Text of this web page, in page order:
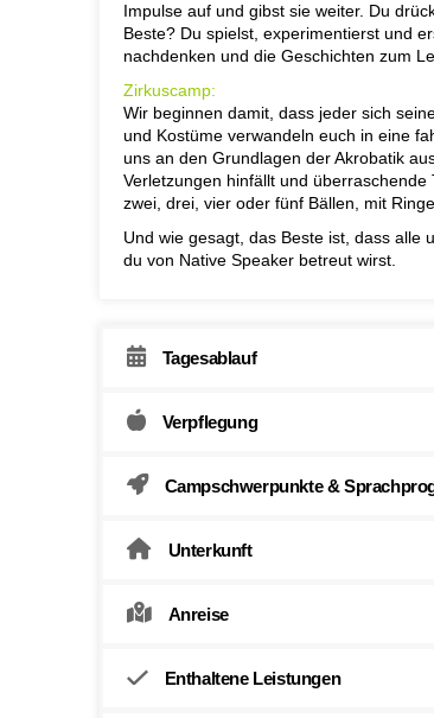
Impulse auf und gibst sie weiter. Du
Beste? Du spielst, experimentierst und
nachdenken und die Geschichten zum
Zirkuscamp:
Wir beginnen damit, dass jeder sich
und Kostüme verwandeln euch in eine
uns an den Grundlagen der Akrobatik
Verletzungen hinfällt und
zwei, drei, vier oder fünf Bällen, mit
Und wie gesagt, das Beste ist, dass alle
du von Native Speaker betreut wirst.
Tagesablauf
Verpflegung
Campschwerpunkte &
Unterkunft
Anreise
Enthaltene Leistungen